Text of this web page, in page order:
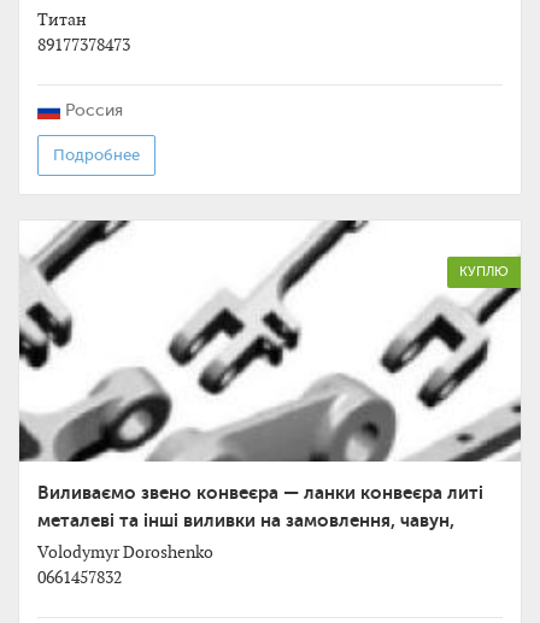
Титан
89177378473
Россия
Подробнее
КУПЛЮ
Виливаємо звено конвеєра — ланки конвеєра литі
металеві та інші виливки на замовлення, чавун,
сталь.
Volodymyr Doroshenko
0661457832